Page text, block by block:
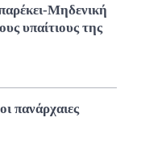
Μηδενική
υπαίτιους της
πανάρχαιες